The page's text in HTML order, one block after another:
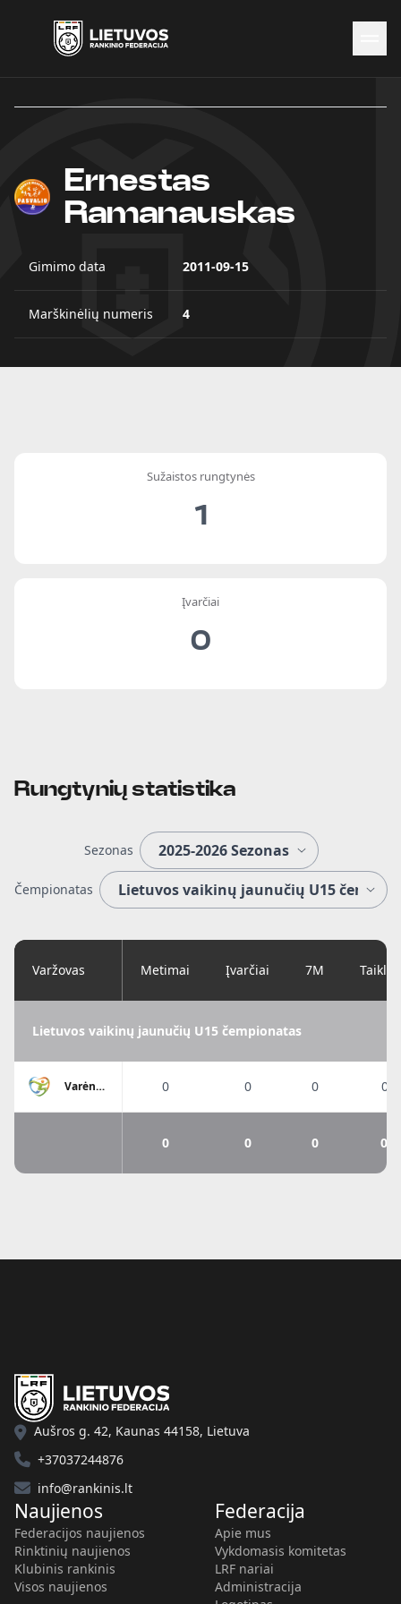
Naujienos
Čempionatai
Kontaktai
Antidopingas
Ernestas
Ramanauskas
Gimimo data 2011-09-15
Marškinėlių numeris 4
Sužaistos rungtynės
1
Įvarčiai
0
Rungtynių statistika
Sezonas
Čempionatas
Varžovas Metimai Įvarčiai 7M
Lietuvos vaikinų jaunučių U15 čempionatas
Varėnos
0 0 0 0%
0 0 0 0%
Aušros g. 42, Kaunas 44158, Lietuva
+37037244876
info@rankinis.lt
Naujienos
Federacijos naujienos
Rinktinių naujienos
Klubinis rankinis
Visos naujienos
Federacija
Apie mus
Vykdomasis komitetas
LRF nariai
Administracija